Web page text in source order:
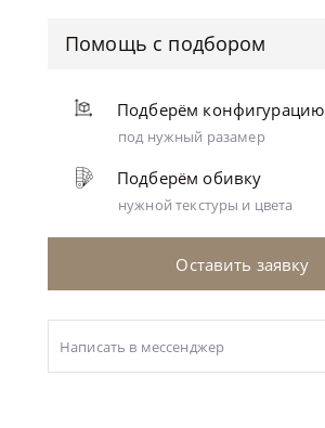
Помощь с подбором
Подберём конфигурацию
под нужный разамер
Подберём обивку
нужной текстуры и цвета
Оставить заявку
Написать в мессенджер